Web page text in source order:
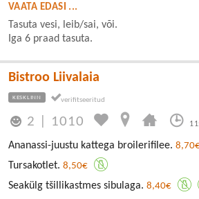
VAATA EDASI ...
Tasuta vesi, leib/sai, või.
Iga 6 praad tasuta.
Bistroo Liivalaia
KESKLINN
2 1010
Ananassi-juustu kattega broilerifilee.
Tursakotlet. 8,50€
Seakülg tšillikastmes sibulaga. 8,40€